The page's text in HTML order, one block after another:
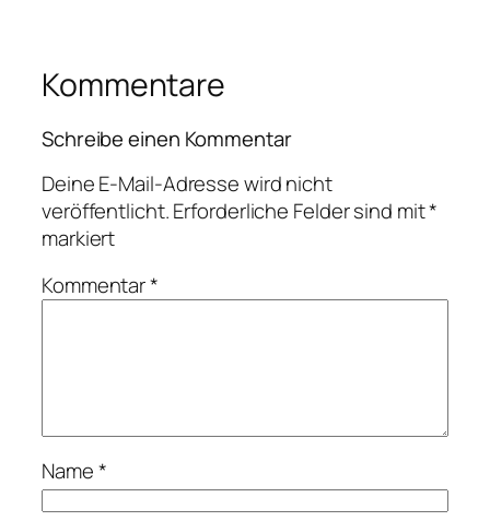
Kommentare
Schreibe einen Kommentar
Deine E-Mail-Adresse wird nicht
veröffentlicht.Erforderliche Felder sind mit*
markiert
Kommentar*
Name*